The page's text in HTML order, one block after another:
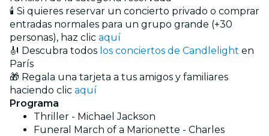
🕯️ Si quieres reservar un concierto privado o comprar
entradas normales para un grupo grande (+30
personas), haz clic aquí
🎻 Descubra todos los conciertos de Candlelight en
París
🎁 Regala una tarjeta a tus amigos y familiares
haciendo clic aquí
Programa
Thriller - Michael Jackson
Funeral March of a Marionette - Charles